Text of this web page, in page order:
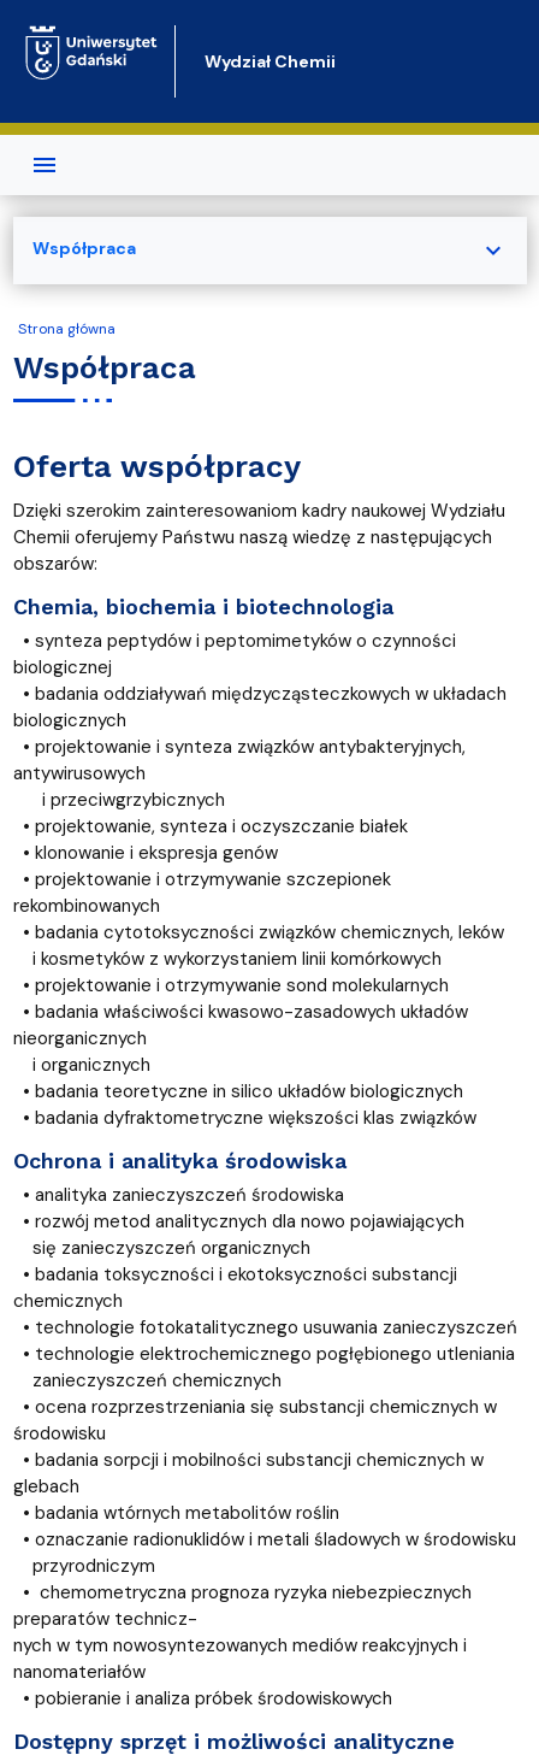
Wydział Chemii
Strona główna
Współpraca
Oferta współpracy
Dzięki szerokim zainteresowaniom kadry naukowej Wydziału
Chemii oferujemy Państwu naszą wiedzę z następujących
obszarów:
Chemia, biochemia i biotechnologia
• synteza peptydów i peptomimetyków o czynności
biologicznej
• badania oddziaływań międzycząsteczkowych w układach
biologicznych
• projektowanie i synteza związków antybakteryjnych,
antywirusowych
i przeciwgrzybicznych
• projektowanie, synteza i oczyszczanie białek
• klonowanie i ekspresja genów
• projektowanie i otrzymywanie szczepionek
rekombinowanych
• badania cytotoksyczności związków chemicznych, leków
i kosmetyków z wykorzystaniem linii komórkowych
• projektowanie i otrzymywanie sond molekularnych
• badania właściwości kwasowo-zasadowych układów
nieorganicznych
i organicznych
• badania teoretyczne in silico układów biologicznych
• badania dyfraktometryczne większości klas związków
Ochrona i analityka środowiska
• analityka zanieczyszczeń środowiska
• rozwój metod analitycznych dla nowo pojawiających
się zanieczyszczeń organicznych
• badania toksyczności i ekotoksyczności substancji
chemicznych
• technologie fotokatalitycznego usuwania zanieczyszczeń
• technologie elektrochemicznego pogłębionego utleniania
zanieczyszczeń chemicznych
• ocena rozprzestrzeniania się substancji chemicznych w
środowisku
• badania sorpcji i mobilności substancji chemicznych w
glebach
• badania wtórnych metabolitów roślin
• oznaczanie radionuklidów i metali śladowych w środowisku
przyrodniczym
• chemometryczna prognoza ryzyka niebezpiecznych
preparatów technicz-
nych w tym nowosyntezowanych mediów reakcyjnych i
nanomateriałów
• pobieranie i analiza próbek środowiskowych
Dostępny sprzęt i możliwości analityczne
Współpraca expand_more